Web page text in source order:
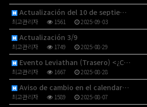
Actualización del 10 de septie…
최고관리자 1561 2025-09-03
Actualización 3/9
최고관리자 1749 2025-08-29
Evento Leviathan (Trasero) <¿C…
최고관리자 1667 2025-08-28
Aviso de cambio en el calendar…
최고관리자 1589 2025-08-07